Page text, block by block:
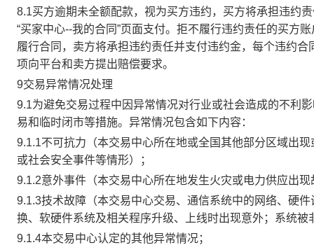
8.1买方逾期未全额配款，视为买方违约，买方将承担违约
“买家中心--我的合同”页面支付。拒不履行违约责任的买方
履行合同，卖方将承担违约责任并支付违约金，每个违约
项向平台和卖方提出赔偿要求。
9交易异常情况处理
9.1为避免交易过程中因异常情况对行业或社会造成的不利
易和临时闭市等措施。异常情况包含如下内容：
9.1.1不可抗力（本交易中心所在地或全国其他部分区域出
或社会安全事件等情形）；
9.1.2意外事件（本交易中心所在地发生火灾或电力供应出
9.1.3技术故障（本交易中心交易、通信系统中的网络、硬
换、软硬件系统及相关程序升级、上线时出现意外；系统
9.1.4本交易中心认定的其他异常情况；